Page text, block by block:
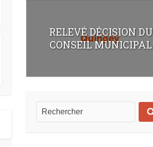
RELEVÉ DÉCISION DU
CONSEIL MUNICIPAL